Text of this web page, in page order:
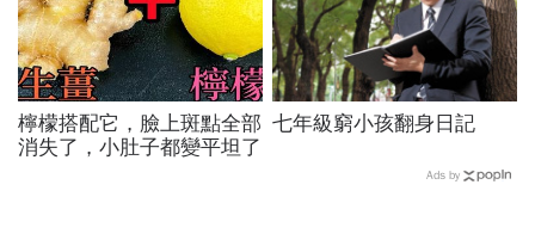
檸檬搭配它，臉上斑點全部
消失了，小肚子都變平坦了
七年級窮小孩翻身日記
Ads by